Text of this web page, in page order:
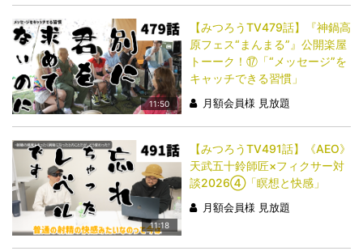
11:50
【みつろうTV479話】『神鍋高
原フェス“まんまる”』公開楽屋
トーーク！⑰「“メッセージ”を
キャッチできる習慣」
月額会員様 見放題
11:18
【みつろうTV491話】《AEO》
天武五十鈴師匠×フィクサー対
談2026④「瞑想と快感」
月額会員様 見放題